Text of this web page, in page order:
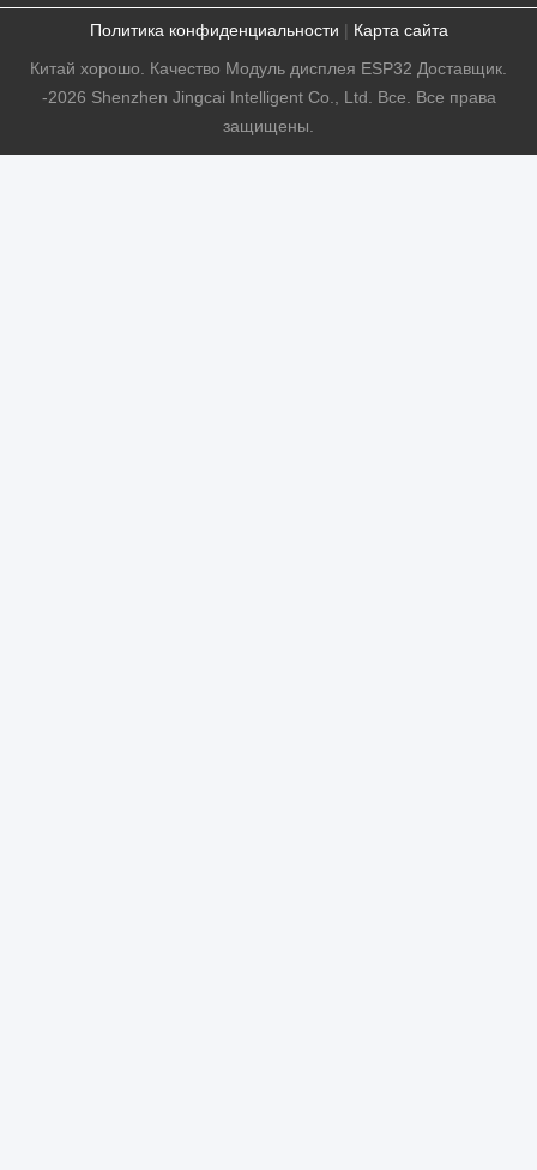
Политика конфиденциальности | Карта сайта
Китай хорошо. Качество Модуль дисплея ESP32 Доставщик.
-2026 Shenzhen Jingcai Intelligent Co., Ltd. Все. Все права
защищены.